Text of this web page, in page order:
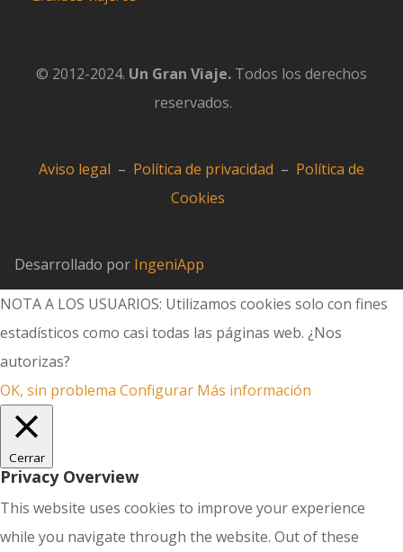
© 2012-2024. Un Gran Viaje. Todos los derechos
reservados.
Aviso legal – Política de privacidad – Política de
Cookies
Desarrollado por IngeniApp
NOTA A LOS USUARIOS: Utilizamos cookies solo con fines
estadísticos como casi todas las páginas web. ¿Nos
autorizas?
OK, sin problema Configurar Más información
Cerrar
Privacy Overview
This website uses cookies to improve your experience
while you navigate through the website. Out of these